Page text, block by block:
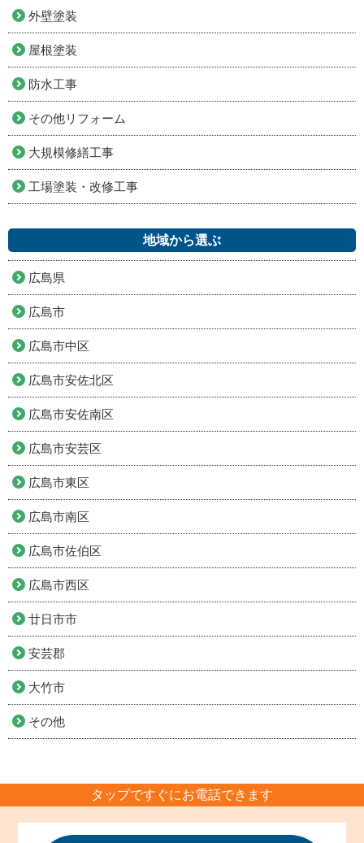
外壁塗装
屋根塗装
防水工事
その他リフォーム
大規模修繕工事
工場塗装・改修工事
地域から選ぶ
広島県
広島市
広島市中区
広島市安佐北区
広島市安佐南区
広島市安芸区
広島市東区
広島市南区
広島市佐伯区
広島市西区
廿日市市
安芸郡
大竹市
その他
タップですぐにお電話できます